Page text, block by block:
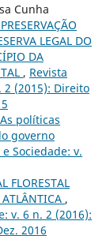
Cunha
LEGAL DO
DA
, Revista
2 (2015): Direito
As políticas
governo
Sociedade: v.
FLORESTAL
ATLÂNTICA ,
v. 6 n. 2 (2016):
2016